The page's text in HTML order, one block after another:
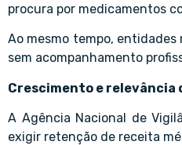
procura por medicamentos
Ao mesmo tempo,
sem acompanhamento
Crescimento e relevância
A Agência Nacional de
exigir retenção de receita